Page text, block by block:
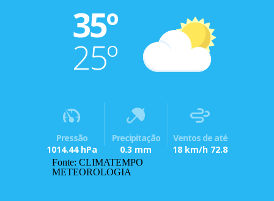
35º
25º
Pressão
1014.44 hPa
Precipitação
0.3 mm
Ventos de até
18 km/h 72.8
Fonte: CLIMATEMPO
METEOROLOGIA